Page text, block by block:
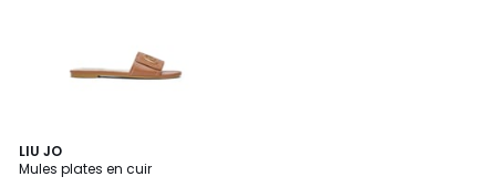
LIU JO
Mules plates en cuir
2
Couleurs